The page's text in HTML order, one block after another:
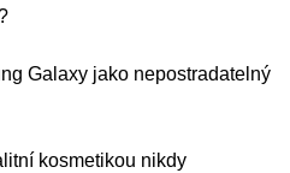
Galaxy jako nepostradatelný
kosmetikou nikdy